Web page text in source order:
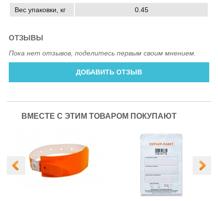
Вес упаковки, кг 0.45
ОТЗЫВЫ
Пока нет отзывов, поделитесь первым своим мнением.
ДОБАВИТЬ ОТЗЫВ
ВМЕСТЕ С ЭТИМ ТОВАРОМ ПОКУПАЮТ